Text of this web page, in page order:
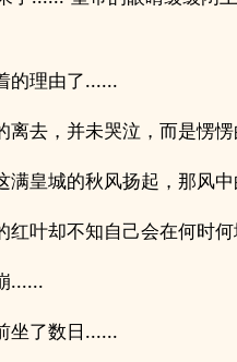
的理由了......
离去，并未哭泣，而是愣
满皇城的秋风扬起，那风中
红叶却不知自己会在何时何
......
坐了数日......